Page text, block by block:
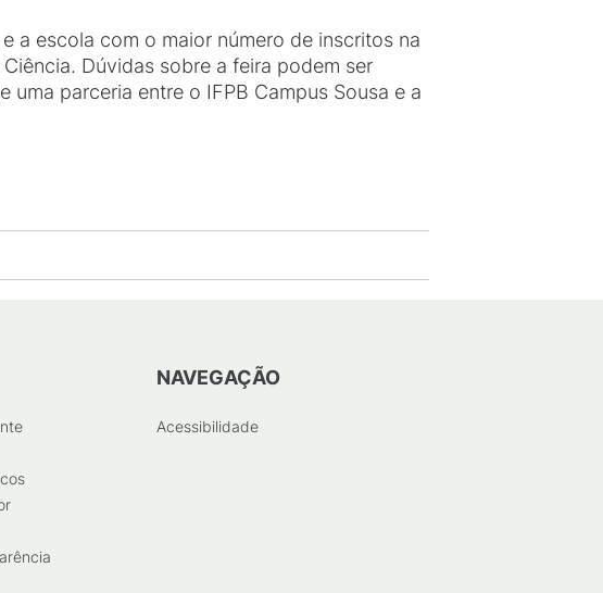
a escola com o maior número de inscritos na
Dúvidas sobre a feira podem ser
uma parceria entre o IFPB Campus Sousa e a
NAVEGAÇÃO
Acessibilidade